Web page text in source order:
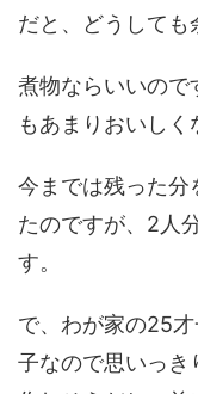
だと、どうしても
煮物ならいいので
もあまりおいしく
今までは残った分
たのですが、2人
す。
で、わが家の25
子なので思いっき